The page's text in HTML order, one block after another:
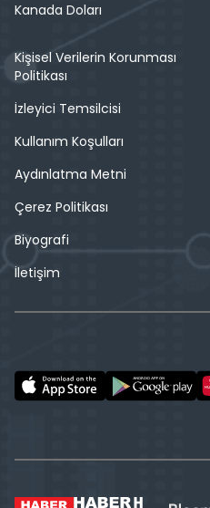
Kanada Doları
Kişisel Verilerin Korunması
Politikası
İzleyici Temsilcisi
Kullanım Koşulları
Aydınlatma Metni
Çerez Politikası
Biyografi
İletişim